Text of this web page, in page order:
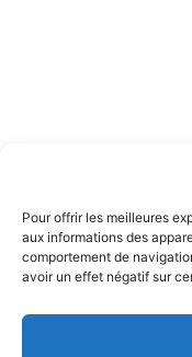
Pour offrir les meilleures
aux informations des
comportement de
avoir un effet négatif sur